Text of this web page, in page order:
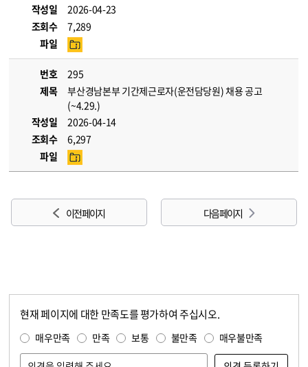
작성일
2026-04-23
조회수
7,289
파일
번호
295
제목
부산경남본부 기간제근로자(운전담당원) 채용 공고
(~4.29.)
작성일
2026-04-14
조회수
6,297
파일
이전 페이지 다음 페이지
현재 페이지에 대한 만족도를 평가하여 주십시오.
매우만족 만족 보통 불만족 매우불만족